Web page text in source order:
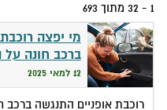
1 - 32 מתוך 693
מי יפצה
ברכב חונה
12 למאי 2025
רוכבת אופניים התנגשה